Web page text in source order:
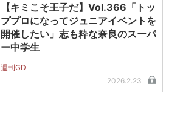
【キミこそ王子だ】Vol.366「トッ
ププロになってジュニアイベントを
開催したい」志も粋な奈良のスーパ
ー中学生
週刊GD
2026.2.23